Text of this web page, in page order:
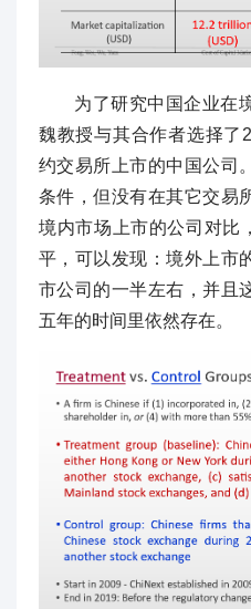
为了研究中国企业在
魏教授与其合作者选择了
约交易所上市的中国公司
条件，但没有在其它交易
境内市场上市的公司对比
平，可以发现：境外上市
市公司的一半左右，并且
五年的时间里依然存在。